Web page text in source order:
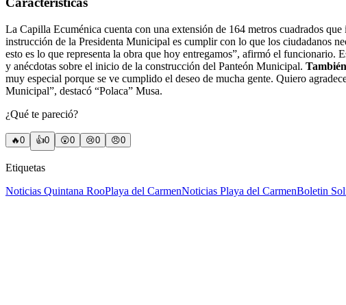
La Capilla Ecuménica cuenta con una extensión de 164 metros cuadrados
instrucción de la Presidenta Municipal es cumplir con lo que los ciudadanos
esto es lo que representa la obra que hoy entregamos”, afirmó el funcionario.
y anécdotas sobre el inicio de la construcción del Panteón Municipal.
muy especial porque se ve cumplido el deseo de mucha gente. Quiero
Municipal”, destacó “Polaca” Musa.
¿Qué te pareció?
🔥0 👍0 😲0 😢0 😠0
Etiquetas
Noticias Quintana RooPlaya del CarmenNoticias Playa del CarmenBoletin